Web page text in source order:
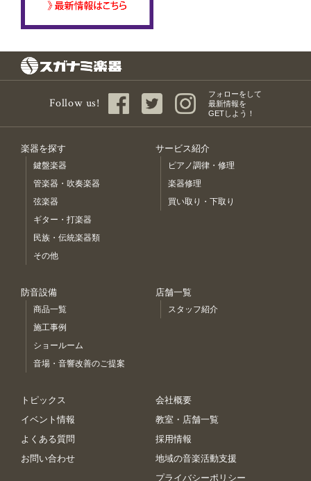
Follow us!
フォローをして
最新情報を
GETしよう！
楽器を探す
鍵盤楽器
管楽器・吹奏楽器
弦楽器
ギター・打楽器
民族・伝統楽器類
その他
サービス紹介
ピアノ調律・修理
楽器修理
買い取り・下取り
防音設備
商品一覧
施工事例
ショールーム
音場・音響改善のご提案
店舗一覧
スタッフ紹介
トピックス
イベント情報
よくある質問
お問い合わせ
会社概要
教室・店舗一覧
採用情報
地域の音楽活動支援
プライバシーポリシー